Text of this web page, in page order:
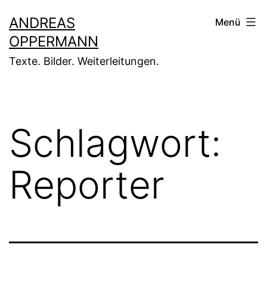
Inhalt
springen
ANDREAS
OPPERMANN
Texte. Bilder. Weiterleitungen.
Menü
Schlagwort:
Reporter